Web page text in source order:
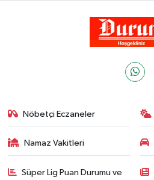
Nöbetçi Eczaneler
Namaz Vakitleri
Süper Lig Puan Durumu ve